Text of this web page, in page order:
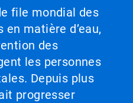
file mondial des
matière d’eau,
des
les personnes
Depuis plus
progresser